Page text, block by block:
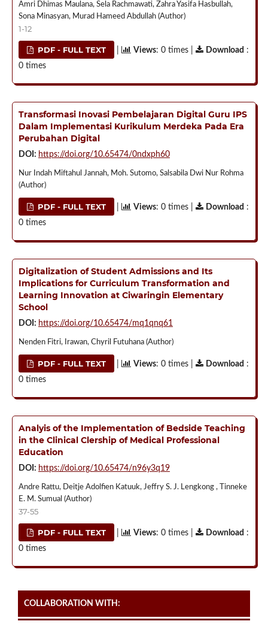
Amri Dhimas Maulana, Sela Rachmawati, Zahra Yasifa Hasbullah,
Sona Minasyan, Murad Hameed Abdullah (Author)
1-12
PDF - FULL TEXT Views: 0 times | Download :
0 times
Transformasi Inovasi Pembelajaran Digital Guru IPS
Dalam Implementasi Kurikulum Merdeka Pada Era
Perubahan Digital
DOI: https://doi.org/10.65474/0ndxph60
Nur Indah Miftahul Jannah, Moh. Sutomo, Salsabila Dwi Nur Rohma
(Author)
PDF - FULL TEXT Views: 0 times | Download :
0 times
Digitalization of Student Admissions and Its
Implications for Curriculum Transformation and
Learning Innovation at Ciwaringin Elementary
School
DOI: https://doi.org/10.65474/mq1qnq61
Nenden Fitri, Irawan, Chyril Futuhana (Author)
PDF - FULL TEXT Views: 0 times | Download :
0 times
Analyis of the Implementation of Bedside Teaching
in the Clinical Clership of Medical Professional
Education
DOI: https://doi.org/10.65474/n96y3q19
Andre Rattu, Deitje Adolfien Katuuk, Jeffry S. J. Lengkong , Tinneke
E. M. Sumual (Author)
37-55
PDF - FULL TEXT Views: 0 times | Download :
0 times
COLLABORATION WITH: